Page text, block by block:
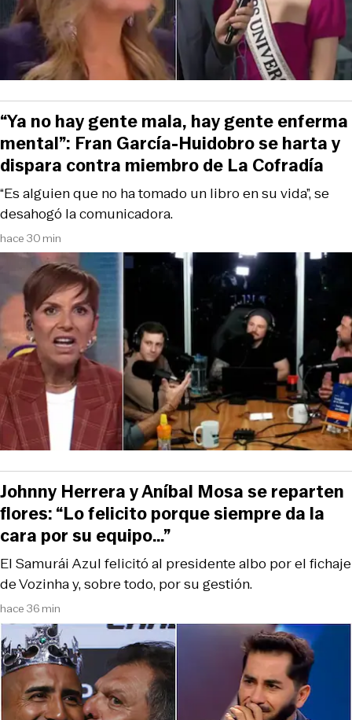
hace 30 min
“Es alguien que no ha tomado un libro en su vida”, se
desahogó la comunicadora.
“Ya no hay gente mala, hay gente enferma
mental”: Fran García-Huidobro se harta y
dispara contra miembro de La Cofradía
hace 36 min
El Samurái Azul felicitó al presidente albo por el fichaje
de Vozinha y, sobre todo, por su gestión.
Johnny Herrera y Aníbal Mosa se reparten
flores: “Lo felicito porque siempre da la
cara por su equipo…”